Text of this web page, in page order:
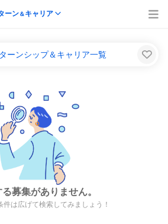
ーン＆キャリア
ーンシップ＆キャリア一覧
募集がありません。
件は広げて検索してみましょう！